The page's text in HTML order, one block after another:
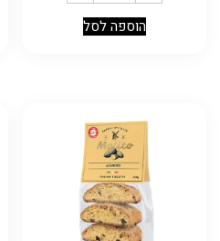
הוספה לסל